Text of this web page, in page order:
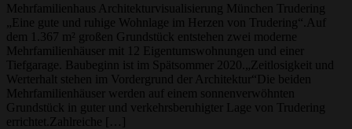
Mehrfamilienhaus Architekturvisualisierung München Trudering
„Eine gute und ruhige Wohnlage im Herzen von Trudering“.Auf
dem 1.367 m² großen Grundstück entstehen zwei moderne
Mehrfamilienhäuser mit 12 Eigentumswohnungen und einer
Tiefgarage. Baubeginn ist im Spätsommer 2020.„Zeitlosigkeit und
Werterhalt stehen im Vordergrund der Architektur“Die beiden
Mehrfamilienhäuser werden auf einem sonnenverwöhnten
Grundstück in guter und verkehrsberuhigter Lage von Trudering
errichtet.Zahlreiche […]